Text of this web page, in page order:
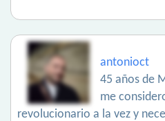
antonioct
45 años de
me
revolucionario a la vez y